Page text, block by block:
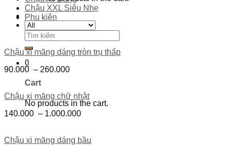
Search
for:
0
Cart
No products in the cart.
Chậu XXL Siêu Nhẹ
Phụ kiện
Chậu xi măng dáng tròn trụ thấp
90.000 – 260.000
Chậu xi măng chữ nhật
140.000 – 1.000.000
Chậu xi măng dáng bầu